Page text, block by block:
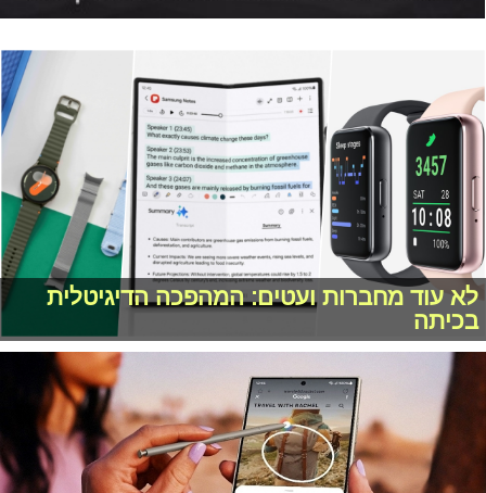
לא עוד מחברות ועטים: המהפכה הדיגיטלית
בכיתה